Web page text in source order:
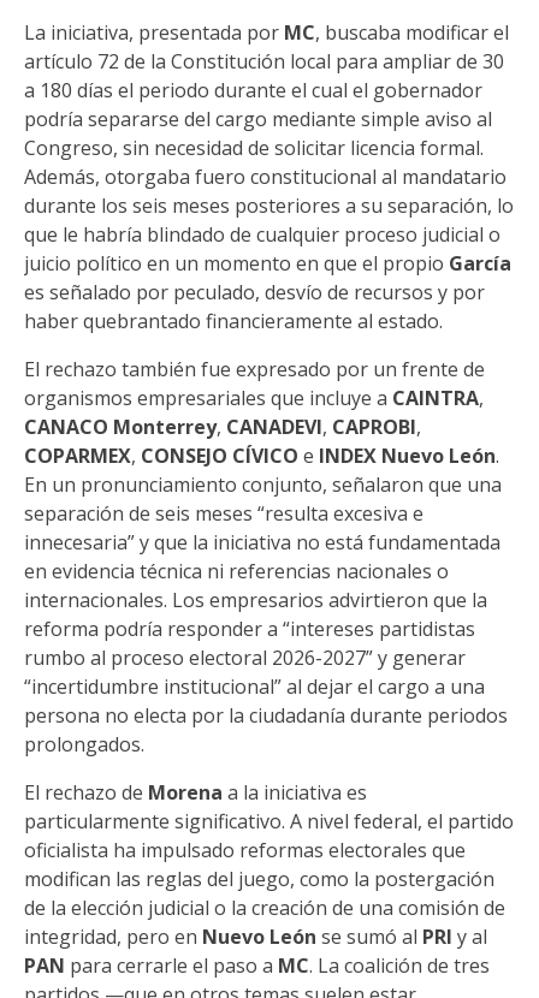
La iniciativa, presentada por MC, buscaba modificar el
artículo 72 de la Constitución local para ampliar de 30
a 180 días el periodo durante el cual el gobernador
podría separarse del cargo mediante simple aviso al
Congreso, sin necesidad de solicitar licencia formal.
Además, otorgaba fuero constitucional al mandatario
durante los seis meses posteriores a su separación, lo
que le habría blindado de cualquier proceso judicial o
juicio político en un momento en que el propio García
es señalado por peculado, desvío de recursos y por
haber quebrantado financieramente al estado.
El rechazo también fue expresado por un frente de
organismos empresariales que incluye a CAINTRA,
CANACO Monterrey, CANADEVI, CAPROBI,
COPARMEX, CONSEJO CÍVICO e INDEX Nuevo León.
En un pronunciamiento conjunto, señalaron que una
separación de seis meses “resulta excesiva e
innecesaria” y que la iniciativa no está fundamentada
en evidencia técnica ni referencias nacionales o
internacionales. Los empresarios advirtieron que la
reforma podría responder a “intereses partidistas
rumbo al proceso electoral 2026-2027” y generar
“incertidumbre institucional” al dejar el cargo a una
persona no electa por la ciudadanía durante periodos
prolongados.
El rechazo de Morena a la iniciativa es
particularmente significativo. A nivel federal, el partido
oficialista ha impulsado reformas electorales que
modifican las reglas del juego, como la postergación
de la elección judicial o la creación de una comisión de
integridad, pero en Nuevo León se sumó al PRI y al
PAN para cerrarle el paso a MC. La coalición de tres